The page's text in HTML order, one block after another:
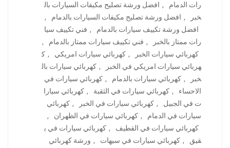
رات الدمام
, افضل ورشة تصليح مكيفات السيارات بال
خبر
, افضل ورشة تصليح مكيفات السيارات بالدمام
,
افضل ورشة تكييف سيارات بالدمام
, فني تكييف سيا
رات ممتاز بالخبر
, فني تكييف سيارات ممتاز بالدمام
,
كهربائي سيارات الخبر
, كهربائي سيارات امريكي , ك
هربائي سيارات امريكي في الخبر
, كهربائي سيارات بال
خبر
, كهربائي سيارات بالدمام , كهربائي سيارات في
الاحساء
, كهربائي سيارات في الثقبة , كهربائي سيارا
ت في الجبيل
, كهربائي سيارات في الخبر , كهربائي
سيارات في الدمام
, كهربائي سيارات في الظهران
,
كهربائي سيارات في القطيف
, كهربائي سيارات في ب
قيق
, كهربائي سيارات في سيهات , ورشة كهربائي